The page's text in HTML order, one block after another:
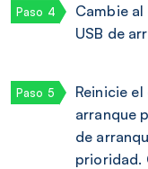
Cambie
USB de
Reinicie
arranque
de
prioridad.